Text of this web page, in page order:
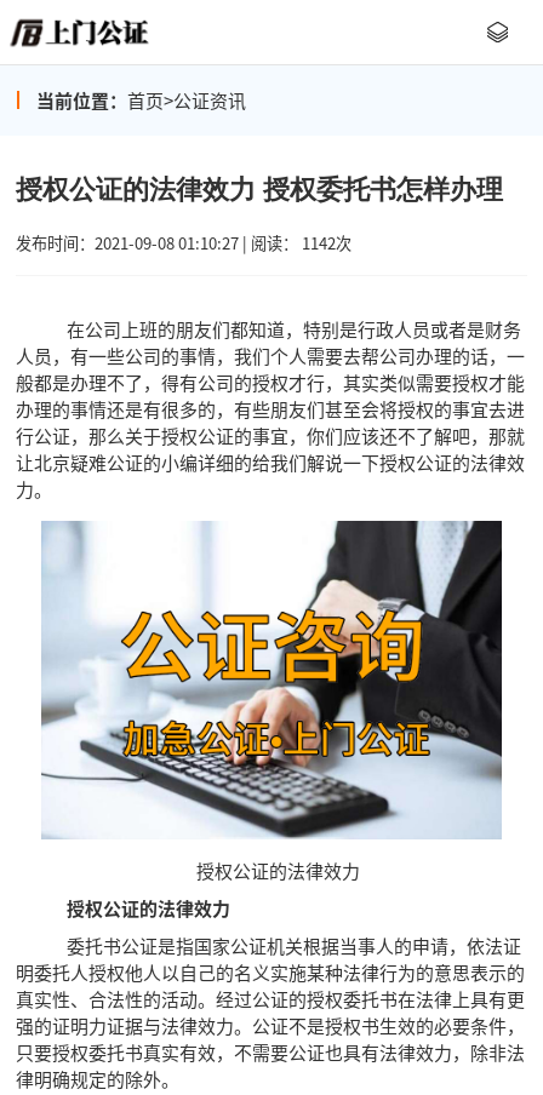
当前位置： 首页>公证资讯
授权公证的法律效力 授权委托书怎样办理
发布时间：2021-09-08 01:10:27 | 阅读： 1142次
在公司上班的朋友们都知道，特别是行政人员或者是财务
人员，有一些公司的事情，我们个人需要去帮公司办理的话，一
般都是办理不了，得有公司的授权才行，其实类似需要授权才能
办理的事情还是有很多的，有些朋友们甚至会将授权的事宜去进
行公证，那么关于授权公证的事宜，你们应该还不了解吧，那就
让北京疑难公证的小编详细的给我们解说一下授权公证的法律效
力。
授权公证的法律效力
授权公证的法律效力
委托书公证是指国家公证机关根据当事人的申请，依法证
明委托人授权他人以自己的名义实施某种法律行为的意思表示的
真实性、合法性的活动。经过公证的授权委托书在法律上具有更
强的证明力证据与法律效力。公证不是授权书生效的必要条件，
只要授权委托书真实有效，不需要公证也具有法律效力，除非法
律明确规定的除外。